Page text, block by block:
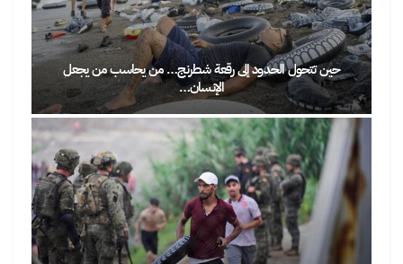
حين تتحول الحدود إلى رقعة شطرنج… من يحاسب من يجعل
الإنسان…